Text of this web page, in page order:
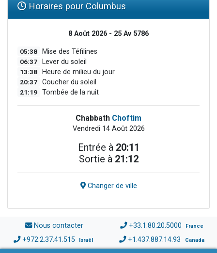
Horaires pour Columbus
8 Août 2026 - 25 Av 5786
05:38 Mise des Téfilines
06:37 Lever du soleil
13:38 Heure de milieu du jour
20:37 Coucher du soleil
21:19 Tombée de la nuit
Chabbath Choftim
Vendredi 14 Août 2026
Entrée à 20:11
Sortie à 21:12
Changer de ville
Nous contacter +33.1.80.20.5000 France
+972.2.37.41.515 Israël +1.437.887.14.93 Canada